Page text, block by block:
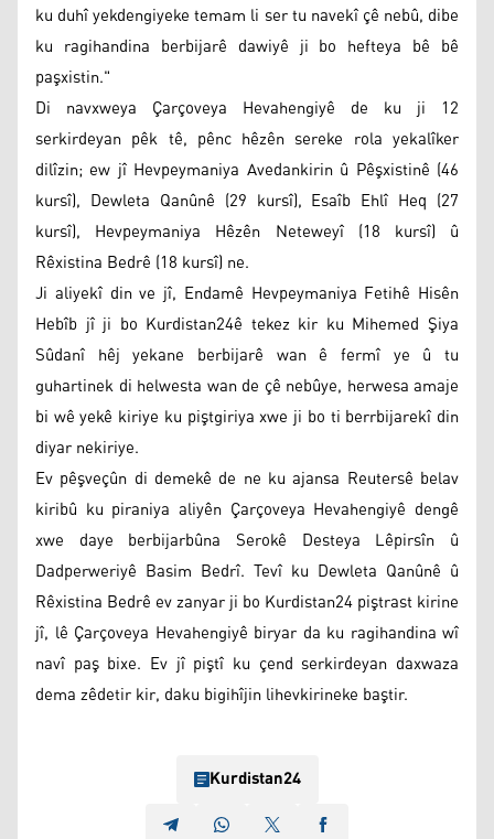
ku duhî yekdengiyeke temam li ser tu navekî çê nebû, dibe
ku ragihandina berbijarê dawiyê ji bo hefteya bê bê
paşxistin."
Di navxweya Çarçoveya Hevahengiyê de ku ji 12
serkirdeyan pêk tê, pênc hêzên sereke rola yekalîker
dilîzin; ew jî Hevpeymaniya Avedankirin û Pêşxistinê (46
kursî), Dewleta Qanûnê (29 kursî), Esaîb Ehlî Heq (27
kursî), Hevpeymaniya Hêzên Neteweyî (18 kursî) û
Rêxistina Bedrê (18 kursî) ne.
Ji aliyekî din ve jî, Endamê Hevpeymaniya Fetihê Hisên
Hebîb jî ji bo Kurdistan24ê tekez kir ku Mihemed Şiya
Sûdanî hêj yekane berbijarê wan ê fermî ye û tu
guhartinek di helwesta wan de çê nebûye, herwesa amaje
bi wê yekê kiriye ku piştgiriya xwe ji bo ti berrbijarekî din
diyar nekiriye.
Ev pêşveçûn di demekê de ne ku ajansa Reutersê belav
kiribû ku piraniya aliyên Çarçoveya Hevahengiyê dengê
xwe daye berbijarbûna Serokê Desteya Lêpirsîn û
Dadperweriyê Basim Bedrî. Tevî ku Dewleta Qanûnê û
Rêxistina Bedrê ev zanyar ji bo Kurdistan24 piştrast kirine
jî, lê Çarçoveya Hevahengiyê biryar da ku ragihandina wî
navî paş bixe. Ev jî piştî ku çend serkirdeyan daxwaza
dema zêdetir kir, daku bigihîjin lihevkirineke baştir.
Kurdistan24